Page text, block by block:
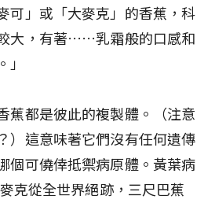
可」或「大麥克」的香蕉，科
大，有著……乳霜般的口感和
蕉都是彼此的複製體。（注意
）這意味著它們沒有任何遺傳
個可僥倖抵禦病原體。黃葉病
克從全世界絕跡，三尺巴蕉